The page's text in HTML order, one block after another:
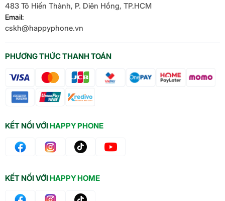
PHƯƠNG THỨC THANH TOÁN
KẾT NỐI VỚIHAPPY PHONE
483 Tô Hiến Thành, P. Diên Hồng, TP.HCM
Email:
cskh@happyphone.vn
KẾT NỐI VỚIHAPPY HOME